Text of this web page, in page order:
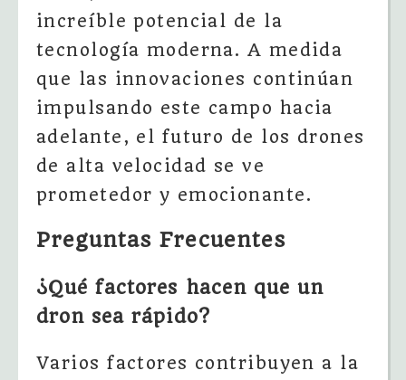
increíble potencial de la
tecnología moderna. A medida
que las innovaciones continúan
impulsando este campo hacia
adelante, el futuro de los drones
de alta velocidad se ve
prometedor y emocionante.
Preguntas Frecuentes
¿Qué factores hacen que un
dron sea rápido?
Varios factores contribuyen a la